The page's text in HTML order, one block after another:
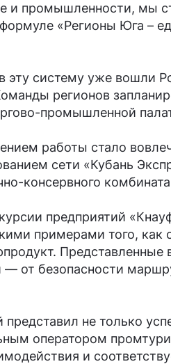
и промышленности, мы
«Регионы Юга –
эту систему уже вошли
регионов
промышленной
работы стало
сети «Кубань
консервного
предприятий
примерами того,
— от безопасности
представил не только
оператором
и